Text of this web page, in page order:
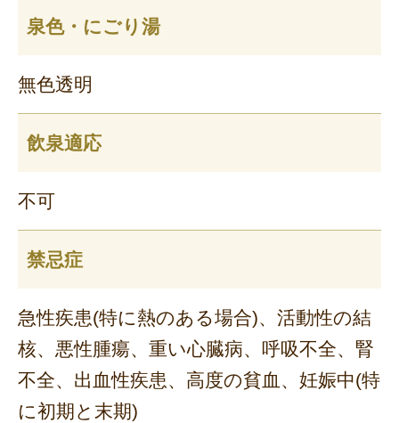
泉色・にごり湯
無色透明
飲泉適応
不可
禁忌症
急性疾患(特に熱のある場合)、活動性の結
核、悪性腫瘍、重い心臓病、呼吸不全、腎
不全、出血性疾患、高度の貧血、妊娠中(特
に初期と末期)